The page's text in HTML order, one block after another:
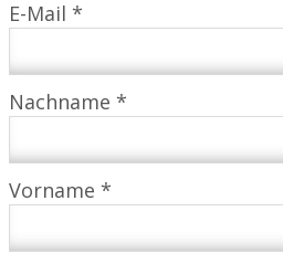
E-Mail *
Nachname *
Vorname *